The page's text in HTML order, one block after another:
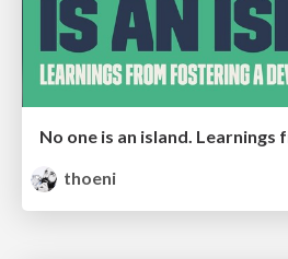
thoeni